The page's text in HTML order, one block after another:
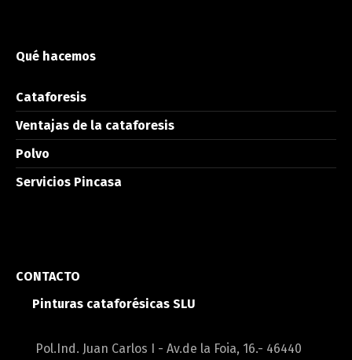
Qué hacemos
Cataforesis
Ventajas de la cataforesis
Polvo
Servicios Pincasa
CONTACTO
Pinturas cataforésicas SLU
Pol.Ind. Juan Carlos I - Av.de la Foia, 16.- 46440